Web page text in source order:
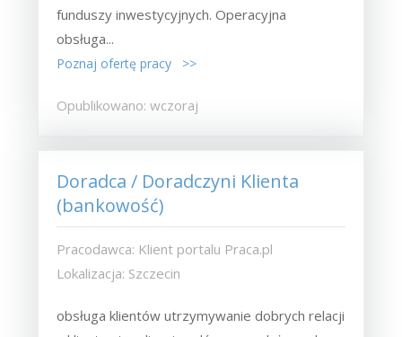
funduszy inwestycyjnych. Operacyjna
obsługa...
Poznaj ofertę pracy >>
Opublikowano: wczoraj
Doradca / Doradczyni Klienta
(bankowość)
Pracodawca: Klient portalu Praca.pl
Lokalizacja: Szczecin
obsługa klientów utrzymywanie dobrych relacji